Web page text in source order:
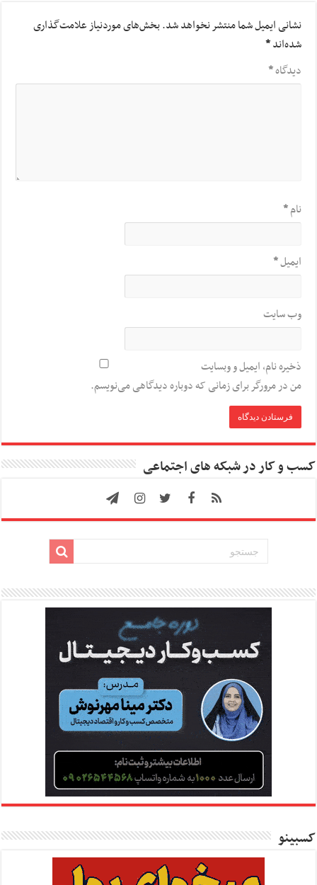
نشانی ایمیل شما منتشر نخواهد شد.بخش‌های موردنیاز علامت‌گذاری
شده‌اند*
دیدگاه*
نام*
ایمیل*
وب‌ سایت
ذخیره نام، ایمیل و وبسایت
من در مرورگر برای زمانی که دوباره دیدگاهی می‌نویسم.
کسب و کار در شبکه های اجتماعی
کسبینو